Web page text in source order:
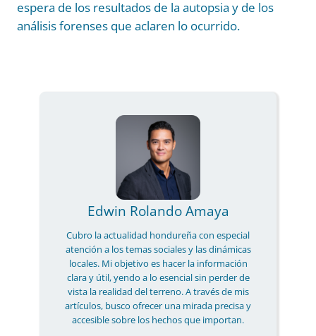
espera de los resultados de la autopsia y de los
análisis forenses que aclaren lo ocurrido.
Edwin Rolando Amaya
Cubro la actualidad hondureña con especial
atención a los temas sociales y las dinámicas
locales. Mi objetivo es hacer la información
clara y útil, yendo a lo esencial sin perder de
vista la realidad del terreno. A través de mis
artículos, busco ofrecer una mirada precisa y
accesible sobre los hechos que importan.